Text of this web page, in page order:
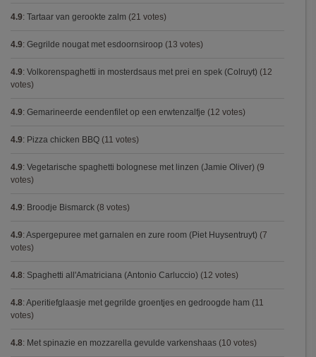
4.9: Tartaar van gerookte zalm (21 votes)
4.9: Gegrilde nougat met esdoornsiroop (13 votes)
4.9: Volkorenspaghetti in mosterdsaus met prei en spek (Colruyt) (12
votes)
4.9: Gemarineerde eendenfilet op een erwtenzalfje (12 votes)
4.9: Pizza chicken BBQ (11 votes)
4.9: Vegetarische spaghetti bolognese met linzen (Jamie Oliver) (9
votes)
4.9: Broodje Bismarck (8 votes)
4.9: Aspergepuree met garnalen en zure room (Piet Huysentruyt) (7
votes)
4.8: Spaghetti all'Amatriciana (Antonio Carluccio) (12 votes)
4.8: Aperitiefglaasje met gegrilde groentjes en gedroogde ham (11
votes)
4.8: Met spinazie en mozzarella gevulde varkenshaas (10 votes)